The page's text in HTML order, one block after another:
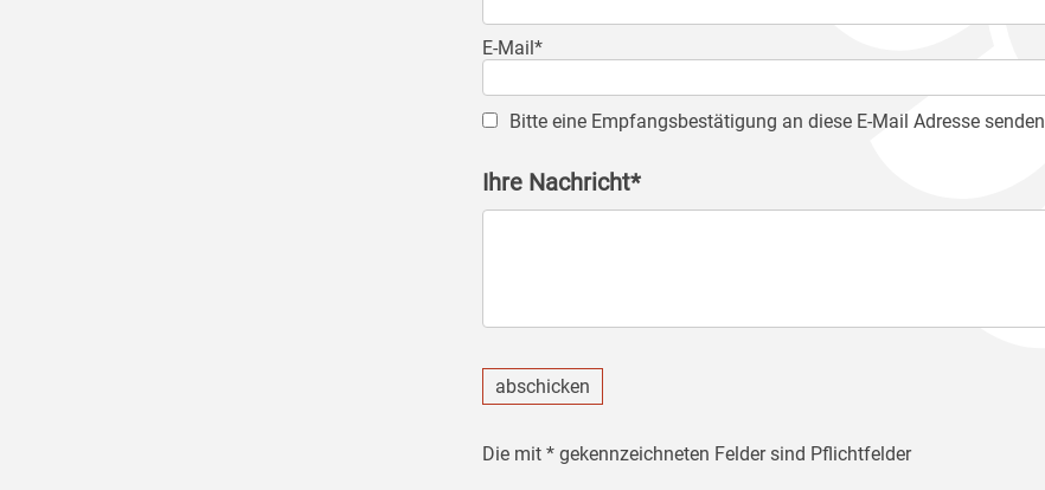
E-Mail*
Bitte eine Empfangsbestätigung an diese E-Mail Adresse senden
Ihre Nachricht*
abschicken
Die mit * gekennzeichneten Felder sind Pflichtfelder